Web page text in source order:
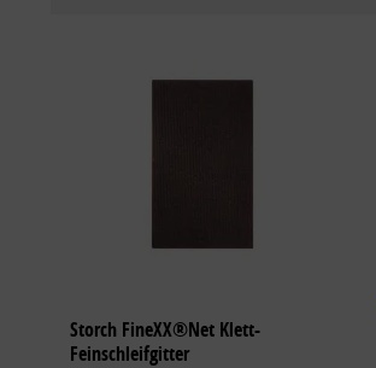
Storch FineXX®Net Klett-
Feinschleifgitter